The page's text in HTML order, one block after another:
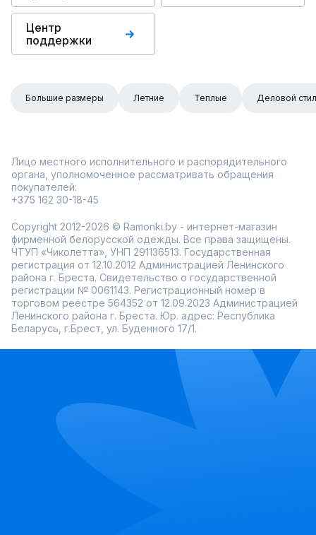
Центр
поддержки
Большие размеры Летние Теплые Деловой
Лицо местного исполнительного и распорядительного
органа, уполномоченное рассматривать обращения
покупателей:
+375 162 30-18-45
Copyright 2012-2026 © Ramonki.by - интернет-магазин
фирменной белорусской одежды. Все права защищены.
ЧТУП «Чиколетта», УНП 291136513. Государственная
регистрация от 12.10.2012 Администрацией Ленинского
района г. Бреста. Свидетельство о государственной
регистрации № 0061143. Регистрационный номер в
торговом реестре 564352 от 12.09.2023 Администрацией
Ленинского района г. Бреста. Юр. адрес: Республика
Беларусь, г.Брест, ул. Буденного 17/1.